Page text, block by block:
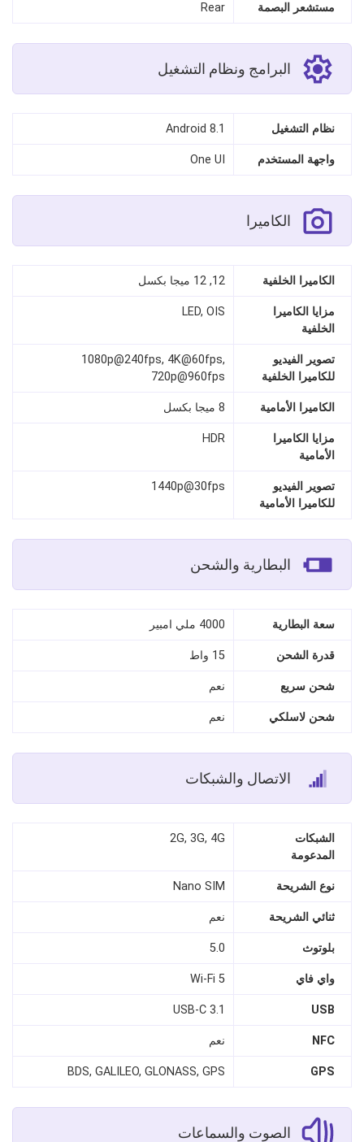
مستشعر البصمة Rear
البرامج ونظام التشغيل
نظام التشغيل Android 8.1
واجهة المستخدم One UI
الكاميرا
الكاميرا الخلفية 12, 12 ميجا بكسل
مزايا الكاميرا
الخلفية
LED, OIS
تصوير الفيديو
للكاميرا الخلفية
1080p@240fps, 4K@60fps,
720p@960fps
الكاميرا الأمامية 8 ميجا بكسل
مزايا الكاميرا
الأمامية
HDR
تصوير الفيديو
للكاميرا الأمامية
1440p@30fps
البطارية والشحن
سعة البطارية 4000 ملي امبير
قدرة الشحن 15 واط
شحن سريع نعم
شحن لاسلكي نعم
الاتصال والشبكات
الشبكات
المدعومة
2G, 3G, 4G
نوع الشريحة Nano SIM
ثنائي الشريحة نعم
بلوتوث 5.0
واي فاي Wi-Fi 5
USB
USB-C 3.1
NFC نعم
GPS
BDS, GALILEO, GLONASS, GPS
الصوت والسماعات